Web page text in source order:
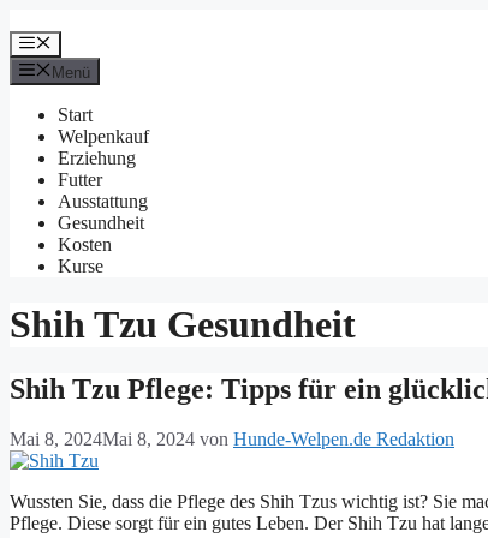
Inhalt
springen
Menü
Menü
Start
Welpenkauf
Erziehung
Futter
Ausstattung
Gesundheit
Kosten
Kurse
Shih Tzu Gesundheit
Shih Tzu Pflege: Tipps für ein
Mai 8, 2024Mai 8, 2024 von Hunde-Welpen.de Redaktion
Wussten Sie, dass die Pflege des Shih Tzus wichtig ist? Sie
Pflege. Diese sorgt für ein gutes Leben. Der Shih Tzu hat